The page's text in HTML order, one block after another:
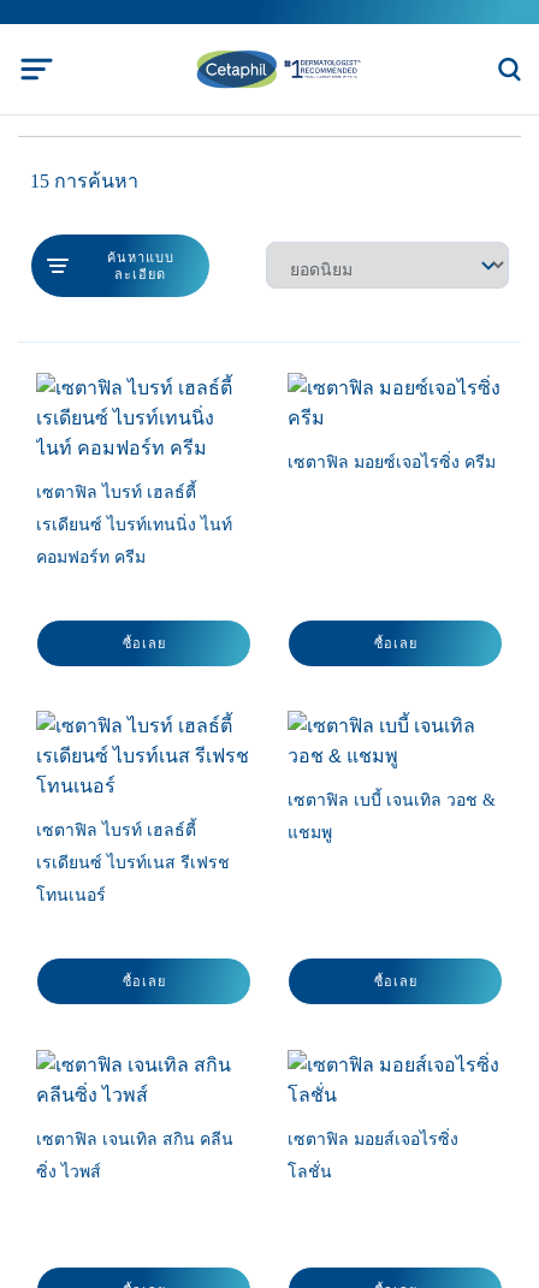
15 การค้นหา
ค้นหาแบบ
ละเอียด
เซตาฟิล ไบรท์ เฮลธ์ตี้
เรเดียนซ์ ไบรท์เทนนิ่ง ไนท์
คอมฟอร์ท ครีม
ซื้อเลย
เซตาฟิล มอยซ์เจอไรซิ่ง ครีม
ซื้อเลย
เซตาฟิล ไบรท์ เฮลธ์ตี้
เรเดียนซ์ ไบรท์เนส รีเฟรช
โทนเนอร์
ซื้อเลย
เซตาฟิล เบบี้ เจนเทิล วอช &
แชมพู
ซื้อเลย
เซตาฟิล เจนเทิล สกิน คลีน
ซิ่ง ไวพส์
เซตาฟิล มอยส์เจอไรซิ่ง
โลชั่น